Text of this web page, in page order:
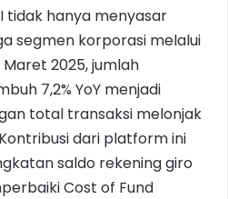
tidak hanya menyasar
segmen korporasi melalui
2025, jumlah
7,2% YoY menjadi
total transaksi melonjak
dari platform ini
saldo rekening giro
Cost of Fund